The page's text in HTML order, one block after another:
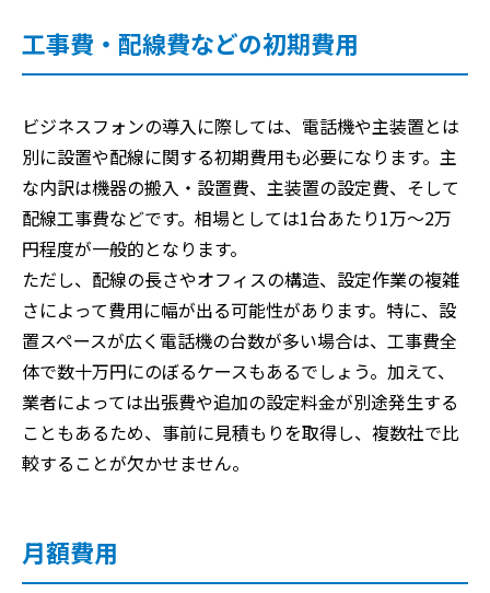
工事費・配線費などの初期費用
ビジネスフォンの導入に際しては、電話機や主装置とは
別に設置や配線に関する初期費用も必要になります。主
な内訳は機器の搬入・設置費、主装置の設定費、そして
配線工事費などです。相場としては1台あたり1万〜2万
円程度が一般的となります。
ただし、配線の長さやオフィスの構造、設定作業の複雑
さによって費用に幅が出る可能性があります。特に、設
置スペースが広く電話機の台数が多い場合は、工事費全
体で数十万円にのぼるケースもあるでしょう。加えて、
業者によっては出張費や追加の設定料金が別途発生する
こともあるため、事前に見積もりを取得し、複数社で比
較することが欠かせません。
月額費用